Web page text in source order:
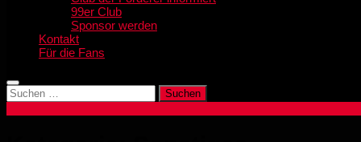
99er Club
Sponsor werden
Kontakt
Für die Fans
Suchen
nach: